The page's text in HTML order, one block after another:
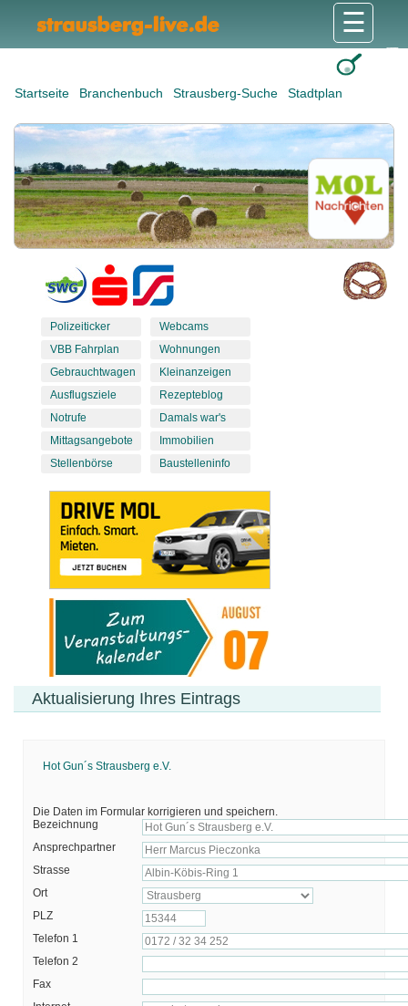
Startseite Branchenbuch Strausberg-Suche Stadtplan
☰
Polizeiticker
VBB Fahrplan
Gebrauchtwagen
Ausflugsziele
Notrufe
Mittagsangebote
Stellenbörse
Webcams
Wohnungen
Kleinanzeigen
Rezepteblog
Damals war's
Immobilien
Baustelleninfo
Aktualisierung Ihres Eintrags
Hot Gun´s Strausberg e.V.
Die Daten im Formular korrigieren und speichern.
Bezeichnung
Ansprechpartner
Strasse
Ort
PLZ
Telefon 1
Telefon 2
Fax